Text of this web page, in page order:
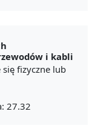
i kabli
się fizyczne lub
27.32